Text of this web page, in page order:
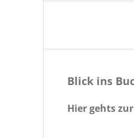
Blick ins
Hier gehts